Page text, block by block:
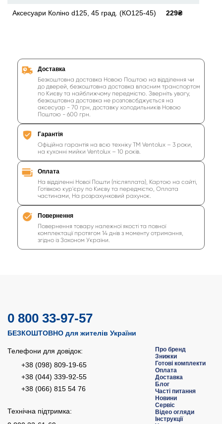
Аксесуари Коліно d125, 45 град. (КО125-45) 229₴
Доставка
Безкоштовна доставка Новою Поштою на відділення чи
до дверей, безкоштовна доставка власним транспортом
по Києву та найближчому передмістю. Зверніть увагу,
безкоштовна доставка не розповсбджується на
аксесуар - 70 грн, доставку холодильників Новою
Поштою - 600 грн.
Гарантія
Офіційна гарантія на всю техніку ТМ Ventolux – 3 роки,
на кухонні мийки Ventolux – 10 років.
Оплата
На відділенні Нової Пошти (післяплата), Картою на сайті,
Готівкою кур'єру по Києву та передмістю, Оплата
частинами, На розрахунковий рахунок.
Повернення
Повернення товару належної якості та повної
комплектації протягом 14 днів з моменту отримання,
згідно із Законом України.
0 800 33-97-57
БЕЗКОШТОВНО для жителів України
Телефони для довідок:
+38 (098) 809-19-65
+38 (044) 339-92-55
+38 (066) 815 54 76
Технічна підтримка:
Про бренд
Знижки
Готові комплекти
Оплата
Доставка
Блог
Часті питання
Новини
Сервіс
Відео огляди
Інструкції